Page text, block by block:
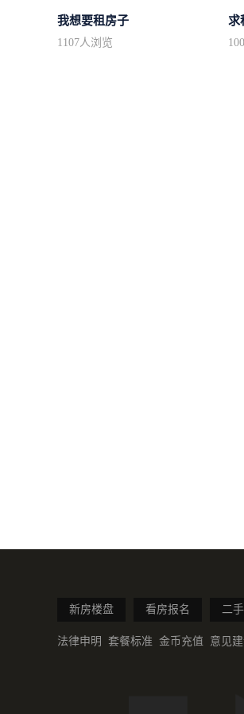
我想要租房子
1107人浏览
新房楼盘 看房报名 二
法律申明 套餐标准 金币充值 意见